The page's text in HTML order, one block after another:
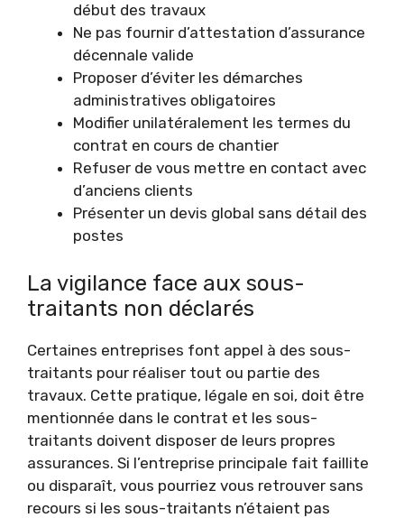
début des travaux
Ne pas fournir d’attestation d’assurance
décennale valide
Proposer d’éviter les démarches
administratives obligatoires
Modifier unilatéralement les termes du
contrat en cours de chantier
Refuser de vous mettre en contact avec
d’anciens clients
Présenter un devis global sans détail des
postes
La vigilance face aux sous-
traitants non déclarés
Certaines entreprises font appel à des sous-
traitants pour réaliser tout ou partie des
travaux. Cette pratique, légale en soi, doit être
mentionnée dans le contrat et les sous-
traitants doivent disposer de leurs propres
assurances. Si l’entreprise principale fait faillite
ou disparaît, vous pourriez vous retrouver sans
recours si les sous-traitants n’étaient pas